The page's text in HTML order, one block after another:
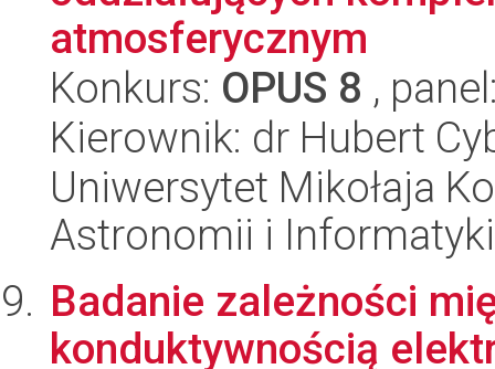
atmosferycznym
Konkurs: OPUS 8 ,
Kierownik: dr Hubert
Uniwersytet Mikołaja
Astronomii i
Badanie zależności
konduktywnością